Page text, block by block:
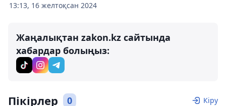
13:13, 16 желтоқсан 2024
Жаңалықтан zakon.kz сайтында
хабардар болыңыз:
Пікірлер 0 Кіру